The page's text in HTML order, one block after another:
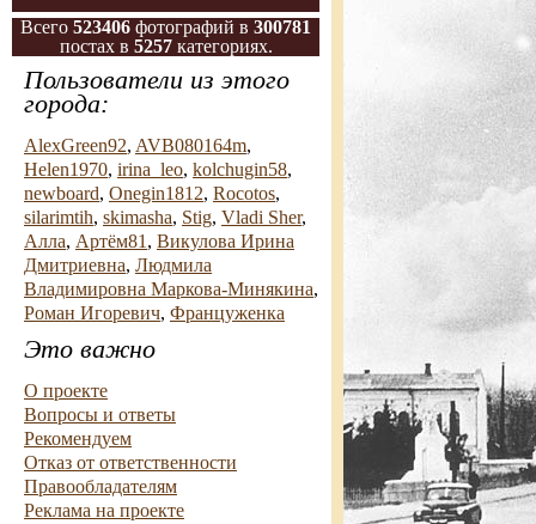
Всего 523406 фотографий в 300781
постах в 5257категориях.
Пользователи из этого
города:
AlexGreen92, AVB080164m,
Helen1970, irina_leo, kolchugin58,
newboard, Onegin1812, Rocotos,
silarimtih, skimasha, Stig, Vladi Sher,
Алла, Артём81 , Викулова Ирина
Дмитриевна, Людмила
Владимировна Маркова-Минякина,
Роман Игоревич, Француженка
Это важно
О проекте
Вопросы и ответы
Рекомендуем
Отказ от ответственности
Правообладателям
Реклама на проекте